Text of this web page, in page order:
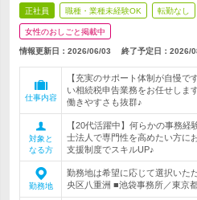
正社員 職種・業種未経験OK 転勤なし
女性のおしごと掲載中
情報更新日：2026/06/03 終了予定日： 2026/
仕事内容
【充実のサポート体制が自慢
い相続税申告業務をお任せし
働きやすさも抜群♪
対象と
なる方
【20代活躍中】何らかの事務
士法人で専門性を高めたい方
支援制度でスキルUP♪
勤務地
勤務地は希望に応じて選択いた
央区八重洲 ■池袋事務所／東京